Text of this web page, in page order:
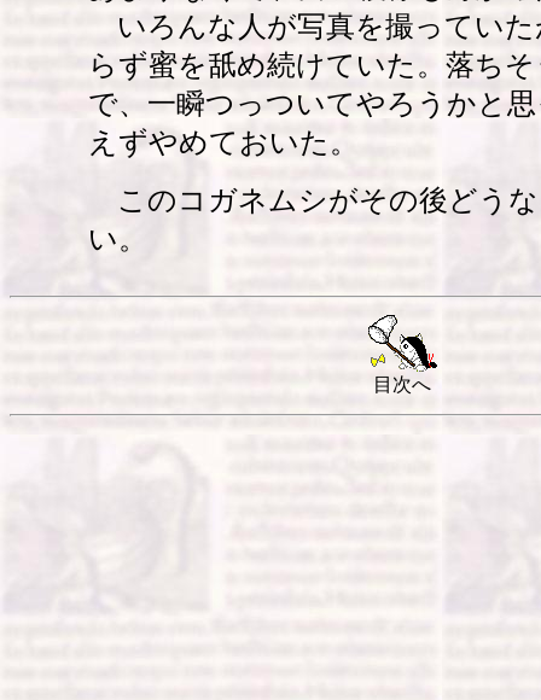
いろんな人が写真を撮っていた
らず蜜を舐め続けていた。落ち
で、一瞬つっついてやろうかと
えずやめておいた。
このコガネムシがその後どう
い。
目次へ